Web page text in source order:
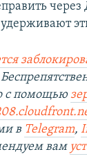
с помощью
в Telegram,
вам